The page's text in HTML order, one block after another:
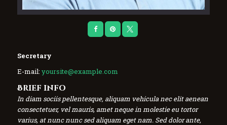
Secretary
E-mail: yoursite@example.com
Brief info
In diam sociis pellentesque, aliquam vehicula nec elit aenean
consectetuer, vel mauris, amet neque in molestie eu tortor
varius, at nunc nunc sed aliquam eget nam. Sed dolor ante,